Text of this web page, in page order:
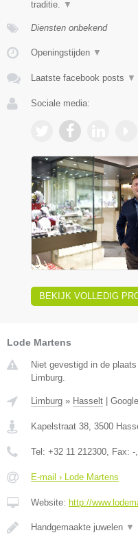
traditie. ▼
Diensten onbekend
Openingstijden ▼
Laatste facebook posts ▼
Sociale media:
BEKIJK VOLLEDIG
Lode Martens
Niet gevestigd in de
Limburg.
Limburg » Hasselt
Kapelstraat 38 3500
Tel: +32 11 212300 , Fax: -
E-mail › Lode Martens
Website: http://
Handgemaakte juwelen ▼